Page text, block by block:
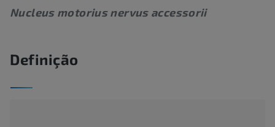
Nucleus motorius nervus accessorii
Definição